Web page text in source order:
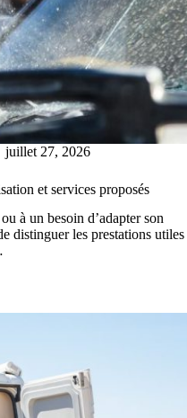
juillet 27, 2026
et services proposés
à un besoin d’adapter son
distinguer les prestations utiles